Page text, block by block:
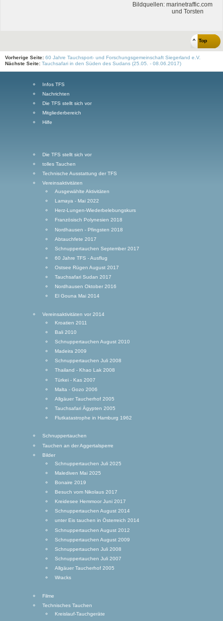
Bildquellen: marinetraffic.com
und Torsten
^ Top
Vorherige Seite: 60 Jahre Tauchsport- und Forschungsgemeinschaft Siegerland e.V.
Nächste Seite: Tauchsafari in den Süden des Sudans (25.05. - 08.06.2017)
Infos TFS
Nachrichten
Die TFS stellt sich vor
Mitgliederbereich
Hilfe
Die TFS stellt sich vor
tolles Tauchen
Technische Ausstattung der TFS
Vereinsaktivitäten
Ausgewählte Aktivitäten
Lamaya - Mai 2022
Herz-Lungen-Wiederbelebungskurs
Französisch Polynesien 2018
Nordhausen - Pfingsten 2018
Abtauchfete 2017
Schnuppertauchen September 2017
60 Jahre TFS - Ausflug
Ostsee Rügen August 2017
Tauchsafari Sudan 2017
Nordhausen Oktober 2016
El Gouna Mai 2014
Vereinsaktivitäten vor 2014
Kroatien 2011
Bali 2010
Schnuppertauchen August 2010
Madeira 2009
Schnuppertauchen Juli 2008
Thailand - Khao Lak 2008
Türkei - Kas 2007
Malta - Gozo 2006
Allgäuer Taucherhof 2005
Tauchsafari Ägypten 2005
Flutkatastrophe in Hamburg 1962
Schnuppertauchen
Tauchen an der Aggertalsperre
Bilder
Schnuppertauchen Juli 2025
Malediven Mai 2025
Bonaire 2019
Besuch vom Nikolaus 2017
Kreidesee Hemmoor Juni 2017
Schnuppertauchen August 2014
unter Eis tauchen in Österreich 2014
Schnuppertauchen August 2012
Schnuppertauchen August 2009
Schnuppertauchen Juli 2008
Schnuppertauchen Juli 2007
Allgäuer Taucherhof 2005
Wracks
Filme
Technisches Tauchen
Kreislauf-Tauchgeräte